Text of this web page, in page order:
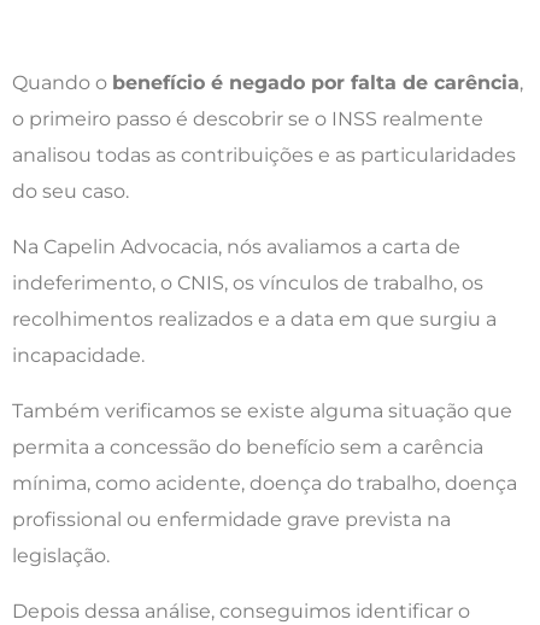
Quando o benefício é negado por falta de carência,
o primeiro passo é descobrir se o INSS realmente
analisou todas as contribuições e as particularidades
do seu caso.
Na Capelin Advocacia, nós avaliamos a carta de
indeferimento, o CNIS, os vínculos de trabalho, os
recolhimentos realizados e a data em que surgiu a
incapacidade.
Também verificamos se existe alguma situação que
permita a concessão do benefício sem a carência
mínima, como acidente, doença do trabalho, doença
profissional ou enfermidade grave prevista na
legislação.
Depois dessa análise, conseguimos identificar o